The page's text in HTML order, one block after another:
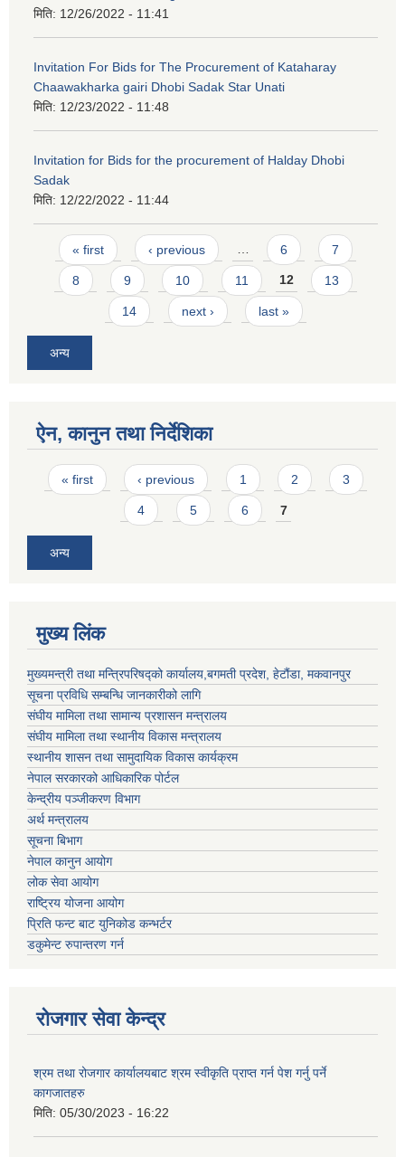
मिति: 12/26/2022 - 11:41
Invitation For Bids for The Procurement of Kataharay
Chaawakharka gairi Dhobi Sadak Star Unati
मिति: 12/23/2022 - 11:48
Invitation for Bids for the procurement of Halday Dhobi
Sadak
मिति: 12/22/2022 - 11:44
Pages
« first ‹ previous … 6 7
8 9 10 11 12 13
14 next › last »
अन्य
ऐन, कानुन तथा निर्देशिका
Pages
« first ‹ previous 1 2 3
4 5 6 7
अन्य
मुख्य लिंक
मुख्यमन्त्री तथा मन्त्रिपरिषद्को कार्यालय,बगमती प्रदेश, हेटौंडा, मकवानपुर
सूचना प्रविधि सम्बन्धि जानकारीको लागि
संघीय मामिला तथा सामान्य प्रशासन मन्त्रालय
संघीय मामिला तथा स्थानीय विकास मन्त्रालय
स्थानीय शासन तथा सामुदायिक विकास कार्यक्रम
नेपाल सरकारको आधिकारिक पोर्टल
केन्द्रीय पञ्जीकरण विभाग
अर्थ मन्त्रालय
सूचना बिभाग
नेपाल कानुन आयोग
लोक सेवा आयोग
राष्ट्रिय योजना आयोग
प्रिति फन्ट बाट युनिकोड कन्भर्टर
डकुमेन्ट रुपान्तरण गर्न
रोजगार सेवा केन्द्र
श्रम तथा रोजगार कार्यालयबाट श्रम स्वीकृति प्राप्त गर्न पेश गर्नु पर्ने
कागजातहरु
मिति: 05/30/2023 - 16:22